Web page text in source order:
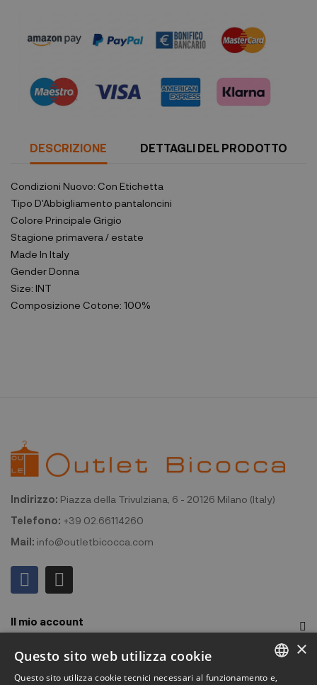
DESCRIZIONE DETTAGLI DEL PRODOTTO
Condizioni Nuovo: Con Etichetta
Tipo D'Abbigliamento pantaloncini
Colore Principale Grigio
Stagione primavera / estate
Made In Italy
Gender Donna
Size: INT
Composizione Cotone: 100%
Indirizzo: Piazza della Trivulziana, 6 - 20126 Milano (Italy)
Telefono: +39 02.66114260
Mail: info@outletbicocca.com
Il mio account
Outlet Bicocca
Iscriviti alla Newsletter
×
Questo sito web utilizza cookie
Questo sito utilizza cookie tecnici necessari al funzionamento e,